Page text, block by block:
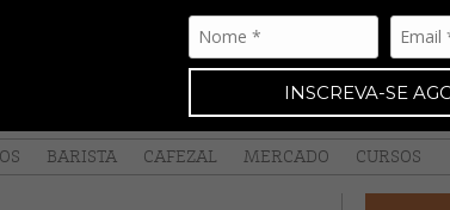
INSCREVA-SE
BARISTA CAFEZAL MERCADO CURSOS